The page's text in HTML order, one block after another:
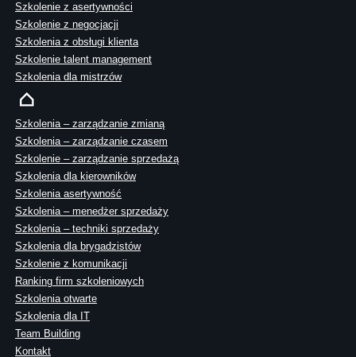
Szkolenie z asertywności
Szkolenie z negocjacji
Szkolenia z obsługi klienta
Szkolenie talent management
Szkolenia dla mistrzów
Szkolenia – zarządzanie zmianą
Szkolenia – zarządzanie czasem
Szkolenie – zarządzanie sprzedażą
Szkolenia dla kierowników
Szkolenia asertywność
Szkolenia – menedżer sprzedaży
Szkolenia – techniki sprzedaży
Szkolenia dla brygadzistów
Szkolenie z komunikacji
Ranking firm szkoleniowych
Szkolenia otwarte
Szkolenia dla IT
Team Building
Kontakt